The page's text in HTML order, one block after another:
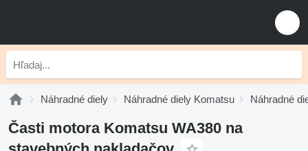
Náhradné diely Náhradné diely Komatsu Náhradné
Časti motora Komatsu WA380 na